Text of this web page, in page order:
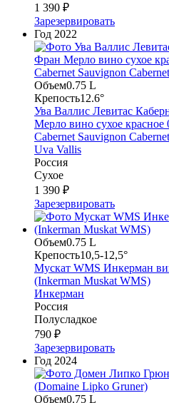
1 390 ₽
Зарезервировать
Год 2022
Объем0.75 L
Крепость12.6°
Ува Валлис Левитас
Мерло вино сухое
Cabernet Sauvignon
Uva Vallis
Россия
Сухое
1 390 ₽
Зарезервировать
Объем0.75 L
Крепость10,5-12,5°
Мускат WMS Инкерман
(Inkerman Muskat WMS)
Инкерман
Россия
Полусладкое
790 ₽
Зарезервировать
Год 2024
Объем0.75 L